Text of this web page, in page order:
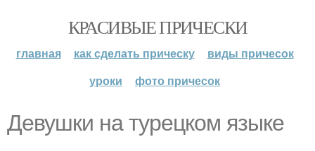
КРАСИВЫЕ ПРИЧЕСКИ
главная как сделать прическу
виды причесок
уроки
фото причесок
Девушки на турецком языке